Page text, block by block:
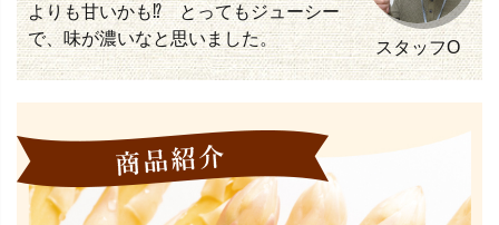
よりも甘いかも⁉ とってもジューシー
で、味が濃いなと思いました。
スタッフO